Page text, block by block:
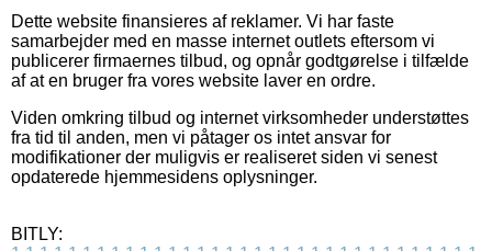
Dette website finansieres af reklamer. Vi har faste
samarbejder med en masse internet outlets eftersom vi
publicerer firmaernes tilbud, og opnår godtgørelse i tilfælde
af at en bruger fra vores website laver en ordre.
Viden omkring tilbud og internet virksomheder understøttes
fra tid til anden, men vi påtager os intet ansvar for
modifikationer der muligvis er realiseret siden vi senest
opdaterede hjemmesidens oplysninger.
BITLY: